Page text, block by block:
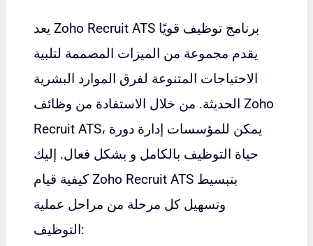
يعد Zoho Recruit ATS برنامج توظيف قويًا
يقدم مجموعة من الميزات المصممة لتلبية
الاحتياجات المتنوعة لفرق الموارد البشرية
الحديثة. من خلال الاستفادة من وظائف Zoho
Recruit ATS، يمكن للمؤسسات إدارة دورة
حياة التوظيف بالكامل و بشكل فعال. إليك
كيفية قيام Zoho Recruit ATS بتبسيط
وتسهيل كل مرحلة من مراحل عملية
التوظيف: